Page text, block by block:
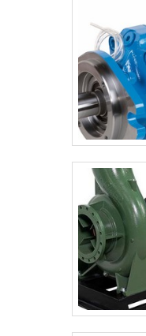
hidráulicas
eficiência.A
um atendimento
funcionários
que entendem a
cliente. Também
consideráveis em
aumentando a
Automação
tem feito a
seriedade e
entrega de